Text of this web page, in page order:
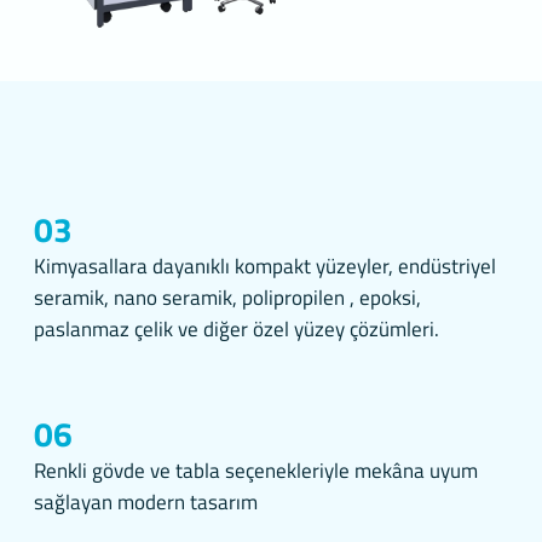
03
Kimyasallara dayanıklı kompakt yüzeyler, endüstriyel
seramik, nano seramik, polipropilen , epoksi,
paslanmaz çelik ve diğer özel yüzey çözümleri.
06
Renkli gövde ve tabla seçenekleriyle mekâna uyum
sağlayan modern tasarım